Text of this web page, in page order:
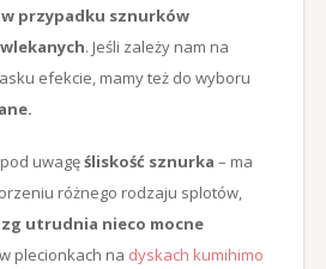
w przypadku sznurków
. Jeśli zależy nam na
efekcie, mamy też do wyboru
uwagęśliskość sznurka – ma
różnego rodzaju splotów,
utrudnia nieco mocne
plecionkach na dyskach kumihimo